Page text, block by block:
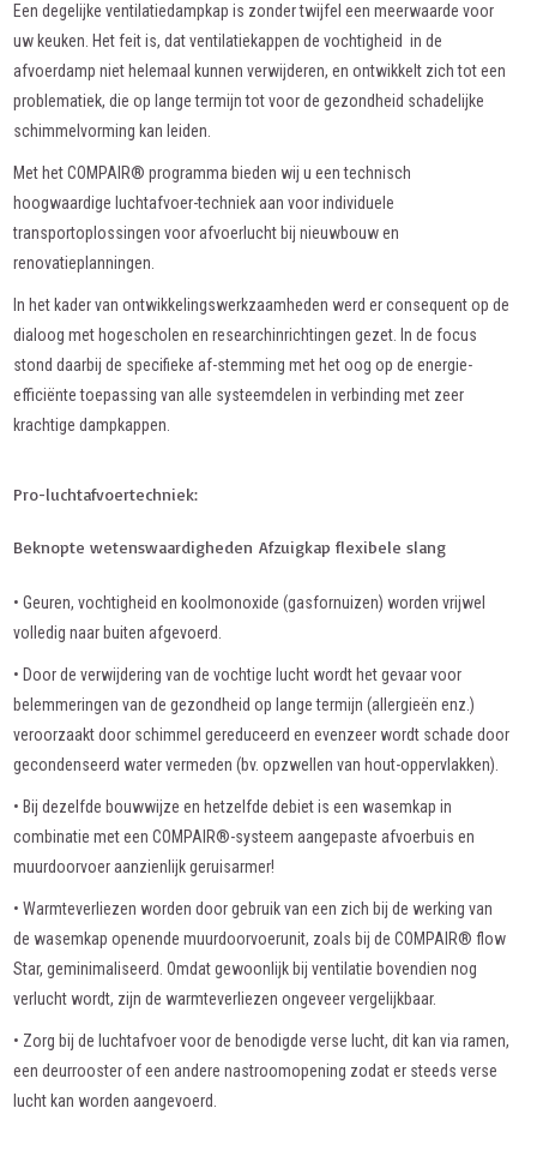
Een degelijke ventilatiedampkap is zonder twijfel een meerwaarde voor
uw keuken. Het feit is, dat ventilatiekappen de vochtigheid in de
afvoerdamp niet helemaal kunnen verwijderen, en ontwikkelt zich tot een
problematiek, die op lange termijn tot voor de gezondheid schadelijke
schimmelvorming kan leiden.
Met het COMPAIR® programma bieden wij u een technisch
hoogwaardige luchtafvoer-techniek aan voor individuele
transportoplossingen voor afvoerlucht bij nieuwbouw en
renovatieplanningen.
In het kader van ontwikkelingswerkzaamheden werd er consequent op de
dialoog met hogescholen en researchinrichtingen gezet. In de focus
stond daarbij de specifieke af-stemming met het oog op de energie-
efficiënte toepassing van alle systeemdelen in verbinding met zeer
krachtige dampkappen.
Pro-luchtafvoertechniek:
Beknopte wetenswaardigheden Afzuigkap flexibele slang
• Geuren, vochtigheid en koolmonoxide (gasfornuizen) worden vrijwel
volledig naar buiten afgevoerd.
• Door de verwijdering van de vochtige lucht wordt het gevaar voor
belemmeringen van de gezondheid op lange termijn (allergieën enz.)
veroorzaakt door schimmel gereduceerd en evenzeer wordt schade door
gecondenseerd water vermeden (bv. opzwellen van hout-oppervlakken).
• Bij dezelfde bouwwijze en hetzelfde debiet is een wasemkap in
combinatie met een COMPAIR®-systeem aangepaste afvoerbuis en
muurdoorvoer aanzienlijk geruisarmer!
• Warmteverliezen worden door gebruik van een zich bij de werking van
de wasemkap openende muurdoorvoerunit, zoals bij de COMPAIR® flow
Star, geminimaliseerd. Omdat gewoonlijk bij ventilatie bovendien nog
verlucht wordt, zijn de warmteverliezen ongeveer vergelijkbaar.
• Zorg bij de luchtafvoer voor de benodigde verse lucht, dit kan via ramen,
een deurrooster of een andere nastroomopening zodat er steeds verse
lucht kan worden aangevoerd.